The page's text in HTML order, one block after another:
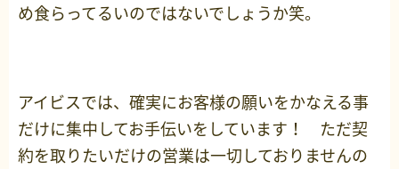
め食らってるいのではないでしょうか笑。
アイビスでは、確実にお客様の願いをかなえる事
だけに集中してお手伝いをしています！ ただ契
約を取りたいだけの営業は一切しておりませんの